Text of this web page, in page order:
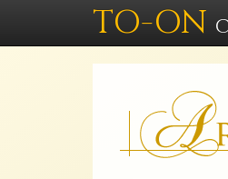
TO-ON